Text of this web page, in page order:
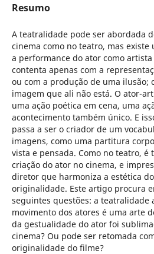
Resumo
A teatralidade pode ser abordada
cinema como no teatro, mas
a performance do ator como artista
contenta apenas com a
ou com a produção de uma
imagem que ali não está. O ator-
uma ação poética em cena, uma
acontecimento também único. E
passa a ser o criador de um
imagens, como uma partitura
vista e pensada. Como no teatro,
criação do ator no cinema, e
diretor que harmoniza a estética
originalidade. Este artigo procura
seguintes questões: a teatralidade
movimento dos atores é uma arte
da gestualidade do ator foi
cinema? Ou pode ser retomada
originalidade do filme?